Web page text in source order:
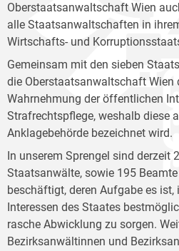
Oberstaatsanwaltschaft Wien
alle Staatsanwaltschaften in
Wirtschafts- und
Gemeinsam mit den sieben
die Oberstaatsanwaltschaft Wien
Wahrnehmung der öffentlichen
Strafrechtspflege, weshalb diese
Anklagebehörde bezeichnet wird.
In unserem Sprengel sind
Staatsanwälte, sowie 195
beschäftigt, deren Aufgabe es
Interessen des Staates
rasche Abwicklung zu sorgen.
Bezirksanwältinnen und